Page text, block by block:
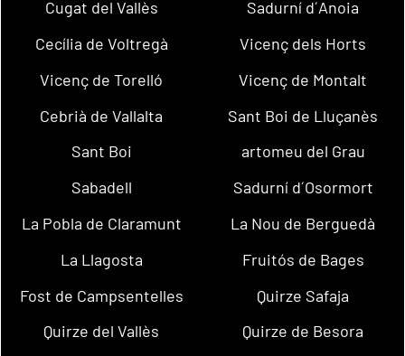
Cugat del Vallès
Sadurní d´Anoia
Cecília de Voltregà
Vicenç dels Horts
Vicenç de Torelló
Vicenç de Montalt
Cebrià de Vallalta
Sant Boi de Lluçanès
Sant Boi
artomeu del Grau
Sabadell
Sadurní d´Osormort
La Pobla de Claramunt
La Nou de Berguedà
La Llagosta
Fruitós de Bages
Fost de Campsentelles
Quirze Safaja
Quirze del Vallès
Quirze de Besora